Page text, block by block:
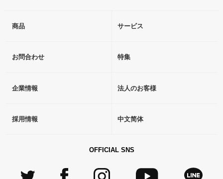
商品 サービス
お問合わせ 特集
企業情報 法人のお客様
採用情報 中文简体
OFFICIAL SNS